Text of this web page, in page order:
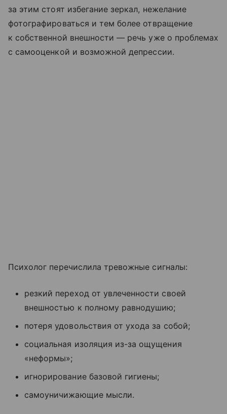
за этим стоят избегание зеркал, нежелание
фотографироваться и тем более отвращение
к собственной внешности — речь уже о проблемах
с самооценкой и возможной депрессии.
Психолог перечислила тревожные сигналы:
резкий переход от увлеченности своей
внешностью к полному равнодушию;
потеря удовольствия от ухода за собой;
социальная изоляция из-за ощущения
«неформы»;
игнорирование базовой гигиены;
самоуничижающие мысли.